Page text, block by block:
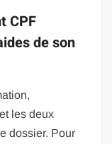
CPF
de son
les deux
dossier. Pour